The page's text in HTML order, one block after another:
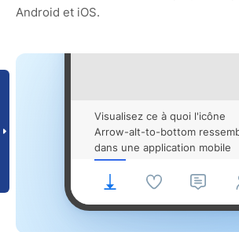
Android et iOS.
Visualisez ce à quoi l'icône
Arrow-alt-to-bottom
dans une application mobile